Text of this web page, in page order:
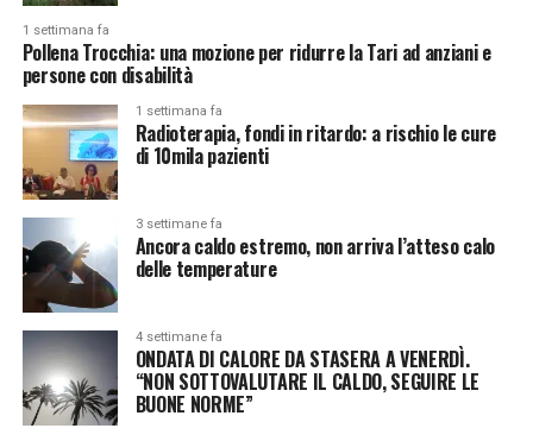
1 settimana fa
Pollena Trocchia: una mozione per ridurre la Tari ad anziani e
persone con disabilità
1 settimana fa
Radioterapia, fondi in ritardo: a rischio le cure
di 10mila pazienti
3 settimane fa
Ancora caldo estremo, non arriva l’atteso calo
delle temperature
4 settimane fa
ONDATA DI CALORE DA STASERA A VENERDÌ.
“NON SOTTOVALUTARE IL CALDO, SEGUIRE LE
BUONE NORME”